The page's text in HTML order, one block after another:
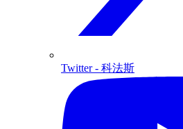
Twitter- 科法斯